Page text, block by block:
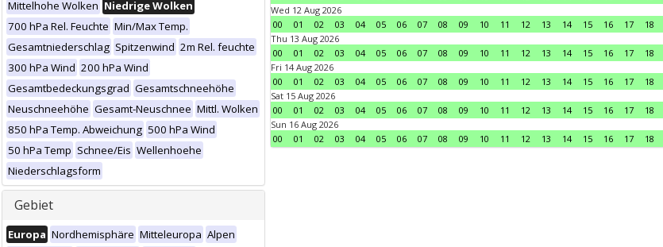
Mittelhohe Wolken Niedrige Wolken
700 hPa Rel. Feuchte Min/Max Temp.
Gesamtniederschlag Spitzenwind 2m Rel. feuchte
300 hPa Wind 200 hPa Wind
Gesamtbedeckungsgrad Gesamtschneehöhe
Neuschneehöhe Gesamt-Neuschnee Mittl. Wolken
850 hPa Temp. Abweichung 500 hPa Wind
50 hPa Temp Schnee/Eis Wellenhoehe
Niederschlagsform
Gebiet
Europa Nordhemisphäre Mitteleuropa Alpen
Wed 12 Aug 2026
00
01 02 03 04 05 06 07 08 09 10 11 12 13 14 15 16 17 18
Thu 13 Aug 2026
00
01 02 03 04 05 06 07 08 09 10 11 12 13 14 15 16 17 18
Fri 14 Aug 2026
00
01 02 03 04 05 06 07 08 09 10 11 12 13 14 15 16 17 18
Sat 15 Aug 2026
00
01 02 03 04 05 06 07 08 09 10 11 12 13 14 15 16 17 18
Sun 16 Aug 2026
00
01 02 03 04 05 06 07 08 09 10 11 12 13 14 15 16 17 18